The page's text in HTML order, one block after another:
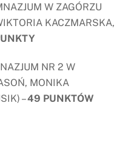
W ZAGÓRZU
KACZMARSKA,
NR 2 W
MONIKA
–49 PUNKTÓW